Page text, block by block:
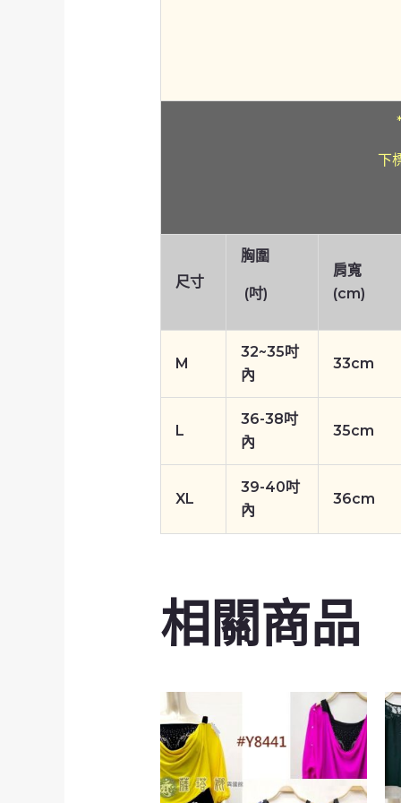
下
尺寸
胸圍
(吋)
肩寬
(cm)
M
32~35吋
內
33cm
L
36-38吋
內
35cm
XL
39-40吋
內
36cm
相關商品